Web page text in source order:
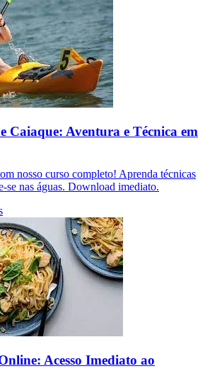
Caiaque: Aventura e Técnica em
nosso curso completo! Aprenda técnicas
se nas águas. Download imediato.
Acesso Imediato ao